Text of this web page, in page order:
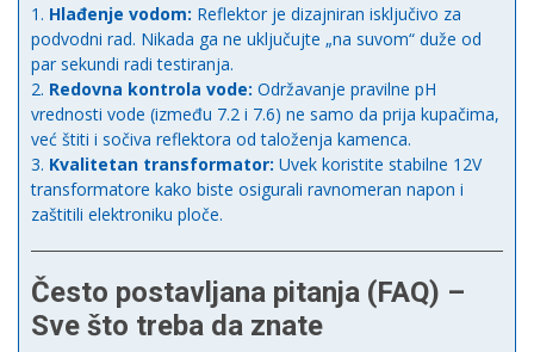
Hlađenje vodom: Reflektor je dizajniran isključivo za
podvodni rad. Nikada ga ne uključujte „na suvom“ duže od
par sekundi radi testiranja.
Redovna kontrola vode: Održavanje pravilne pH
vrednosti vode (između 7.2 i 7.6) ne samo da prija kupačima,
već štiti i sočiva reflektora od taloženja kamenca.
Kvalitetan transformator: Uvek koristite stabilne 12V
transformatore kako biste osigurali ravnomeran napon i
zaštitili elektroniku ploče.
Često postavljana pitanja (FAQ) –
Sve što treba da znate